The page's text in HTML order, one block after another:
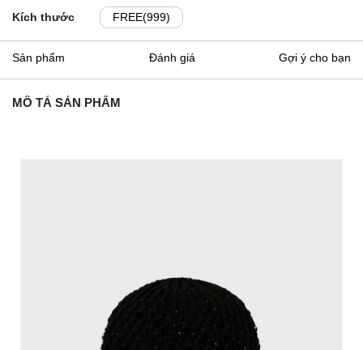
Kích thước FREE(999)
Sản phẩm Đánh giá Gợi ý cho bạn
MÔ TẢ SẢN PHẨM